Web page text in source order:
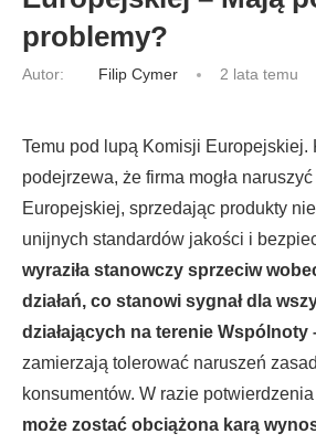
problemy?
Autor: Filip Cymer 2 lata temu
Temu pod lupą Komisji Europejskiej.
podejrzewa, że firma mogła
Europejskiej, sprzedając produkty
unijnych standardów jakości i
wyraziła stanowczy sprzeciw
działań, co stanowi sygnał dla
działających na terenie Wspólnoty
zamierzają tolerować naruszeń
konsumentów. W razie
może zostać obciążona karą